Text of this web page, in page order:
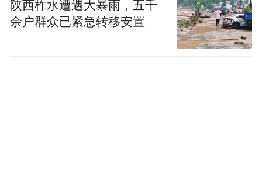
陕西柞水遭遇大暴雨，五千
余户群众已紧急转移安置